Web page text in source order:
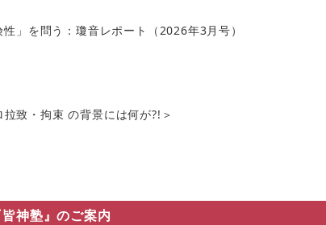
」を問う：瓊音レポート（2026年3月号）
致・拘束 の背景には何が?!＞
皆神塾』のご案内